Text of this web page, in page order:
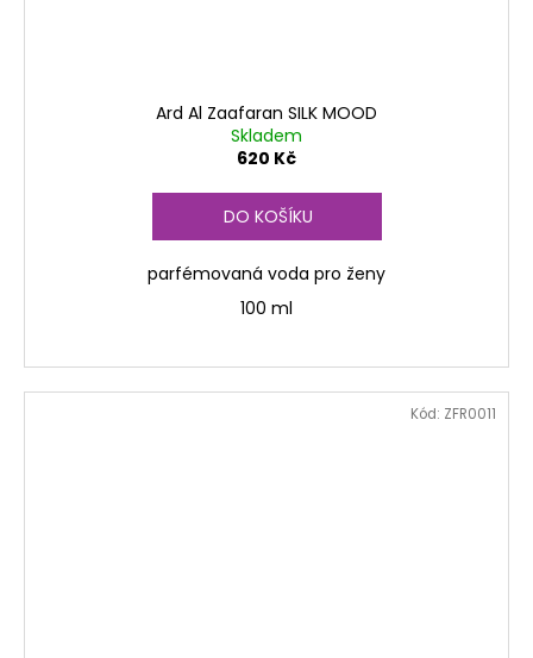
Ard Al Zaafaran SILK MOOD
Skladem
620 Kč
DO KOŠÍKU
parfémovaná voda pro ženy
100 ml
Kód: ZFR0011